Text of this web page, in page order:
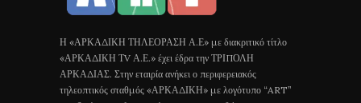
Η «ΑΡΚΑΔΙΚΗ ΤΗΛΕΟΡΑΣΗ Α.Ε» με διακριτικό τίτλο
«ΑΡΚΑΔΙΚΗ ΤV Α.Ε.» έχει έδρα την ΤΡΙΠΟΛΗ
ΑΡΚΑΔΙΑΣ. Στην εταιρία ανήκει ο περιφερειακός
τηλεοπτικός σταθμός «ΑΡΚΑΔΙΚΗ» με λογότυπο “ART”